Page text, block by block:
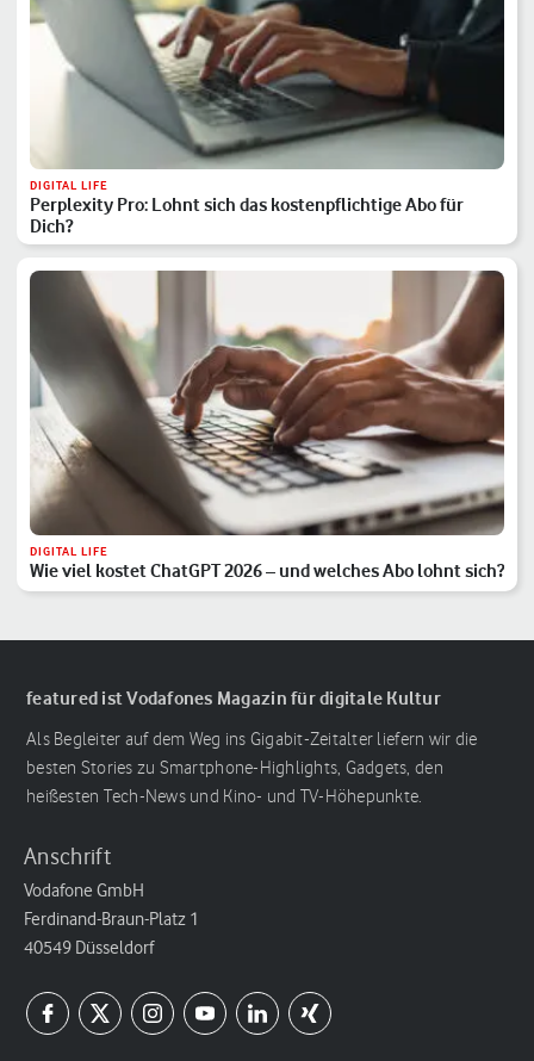
DIGITAL LIFE
Perplexity Pro: Lohnt sich das kostenpflichtige Abo für
Dich?
DIGITAL LIFE
Wie viel kostet ChatGPT 2026 – und welches Abo lohnt sich?
featured ist Vodafones Magazin für digitale Kultur
Als Begleiter auf dem Weg ins Gigabit-Zeitalter liefern wir die
besten Stories zu Smartphone-Highlights, Gadgets, den
heißesten Tech-News und Kino- und TV-Höhepunkte.
Anschrift
Vodafone GmbH
Ferdinand-Braun-Platz 1
40549 Düsseldorf